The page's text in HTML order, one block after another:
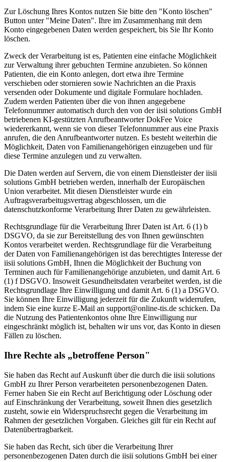
Zur Löschung Ihres Kontos nutzen Sie bitte den "Konto löschen"
Button unter "Meine Daten". Ihre im Zusammenhang mit dem
Konto eingegebenen Daten werden gespeichert, bis Sie Ihr Konto
löschen.
Zweck der Verarbeitung ist es, Patienten eine einfache Möglichkeit
zur Verwaltung ihrer gebuchten Termine anzubieten. So können
Patienten, die ein Konto anlegen, dort etwa ihre Termine
verschieben oder stornieren sowie Nachrichten an die Praxis
versenden oder Dokumente und digitale Formulare hochladen.
Zudem werden Patienten über die von ihnen angegebene
Telefonnummer automatisch durch den von der iisii solutions GmbH
betriebenen KI-gestützten Anrufbeantworter DokFee Voice
wiedererkannt, wenn sie von dieser Telefonnummer aus eine Praxis
anrufen, die den Anrufbeantworter nutzen. Es besteht weiterhin die
Möglichkeit, Daten von Familienangehörigen einzugeben und für
diese Termine anzulegen und zu verwalten.
Die Daten werden auf Servern, die von einem Dienstleister der iisii
solutions GmbH betrieben werden, innerhalb der Europäischen
Union verarbeitet. Mit diesen Dienstleister wurde ein
Auftragsverarbeitugsvertrag abgeschlossen, um die
datenschutzkonforme Verarbeitung Ihrer Daten zu gewährleisten.
Rechtsgrundlage für die Verarbeitung Ihrer Daten ist Art. 6 (1) b
DSGVO, da sie zur Bereitstellung des von Ihnen gewünschten
Kontos verarbeitet werden. Rechtsgrundlage für die Verarbeitung
der Daten von Familienangehörigen ist das berechtigtes Interesse der
iisii solutions GmbH, Ihnen die Möglichkeit der Buchung von
Terminen auch für Familienangehörige anzubieten, und damit Art. 6
(1) f DSGVO. Insoweit Gesundheitsdaten verarbeitet werden, ist die
Rechtsgrundlage Ihre Einwilligung und damit Art. 6 (1) a DSGVO.
Sie können Ihre Einwilligung jederzeit für die Zukunft widerrufen,
indem Sie eine kurze E-Mail an support@online-tis.de schicken. Da
die Nutzung des Patientenkontos ohne Ihre Einwilligung nur
eingeschränkt möglich ist, behalten wir uns vor, das Konto in diesen
Fällen zu löschen.
Ihre Rechte als „betroffene Person"
Sie haben das Recht auf Auskunft über die durch die iisii solutions
GmbH zu Ihrer Person verarbeiteten personenbezogenen Daten.
Ferner haben Sie ein Recht auf Berichtigung oder Löschung oder
auf Einschränkung der Verarbeitung, soweit Ihnen dies gesetzlich
zusteht, sowie ein Widerspruchsrecht gegen die Verarbeitung im
Rahmen der gesetzlichen Vorgaben. Gleiches gilt für ein Recht auf
Datenübertragbarkeit.
Sie haben das Recht, sich über die Verarbeitung Ihrer
personenbezogenen Daten durch die iisii solutions GmbH bei einer